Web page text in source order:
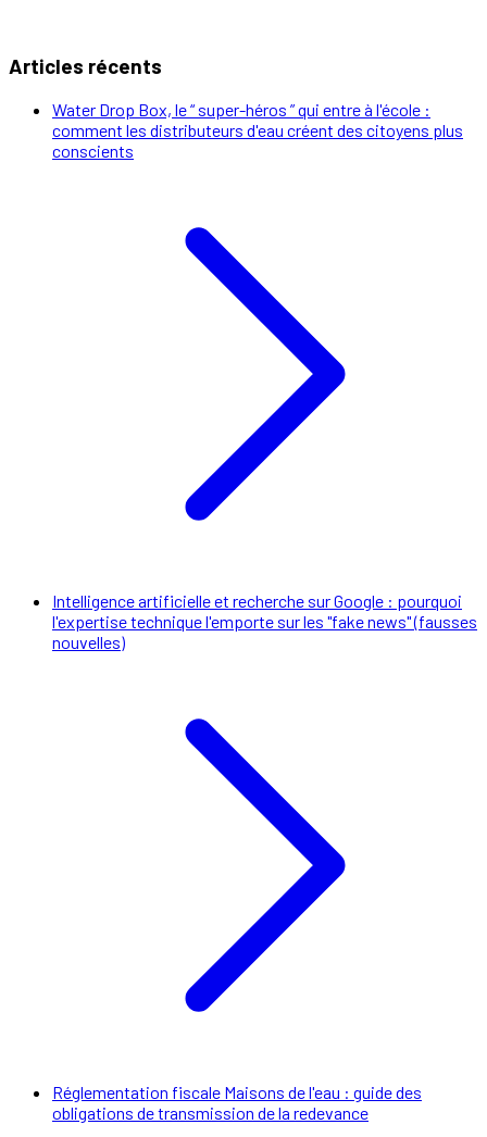
Articles récents
Water Drop Box, le “ super-héros ” qui entre à l'école :
comment les distributeurs d'eau créent des citoyens plus
conscients
Intelligence artificielle et recherche sur Google : pourquoi
l'expertise technique l'emporte sur les "fake news" (fausses
nouvelles)
Réglementation fiscale Maisons de l'eau : guide des
obligations de transmission de la redevance